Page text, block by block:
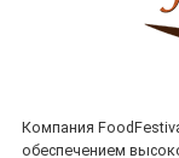
Компания
обеспечением